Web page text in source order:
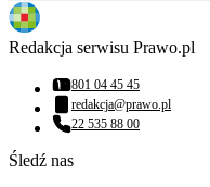
Redakcja serwisu Prawo.pl
Numer telefonu:
801 04 45 45
Adres email:
redakcja@prawo.pl
Numer telefonu:
22 535 88 00
Śledź nas